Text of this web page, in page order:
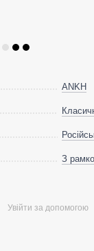
ANKH
З
Увійти за допомогою